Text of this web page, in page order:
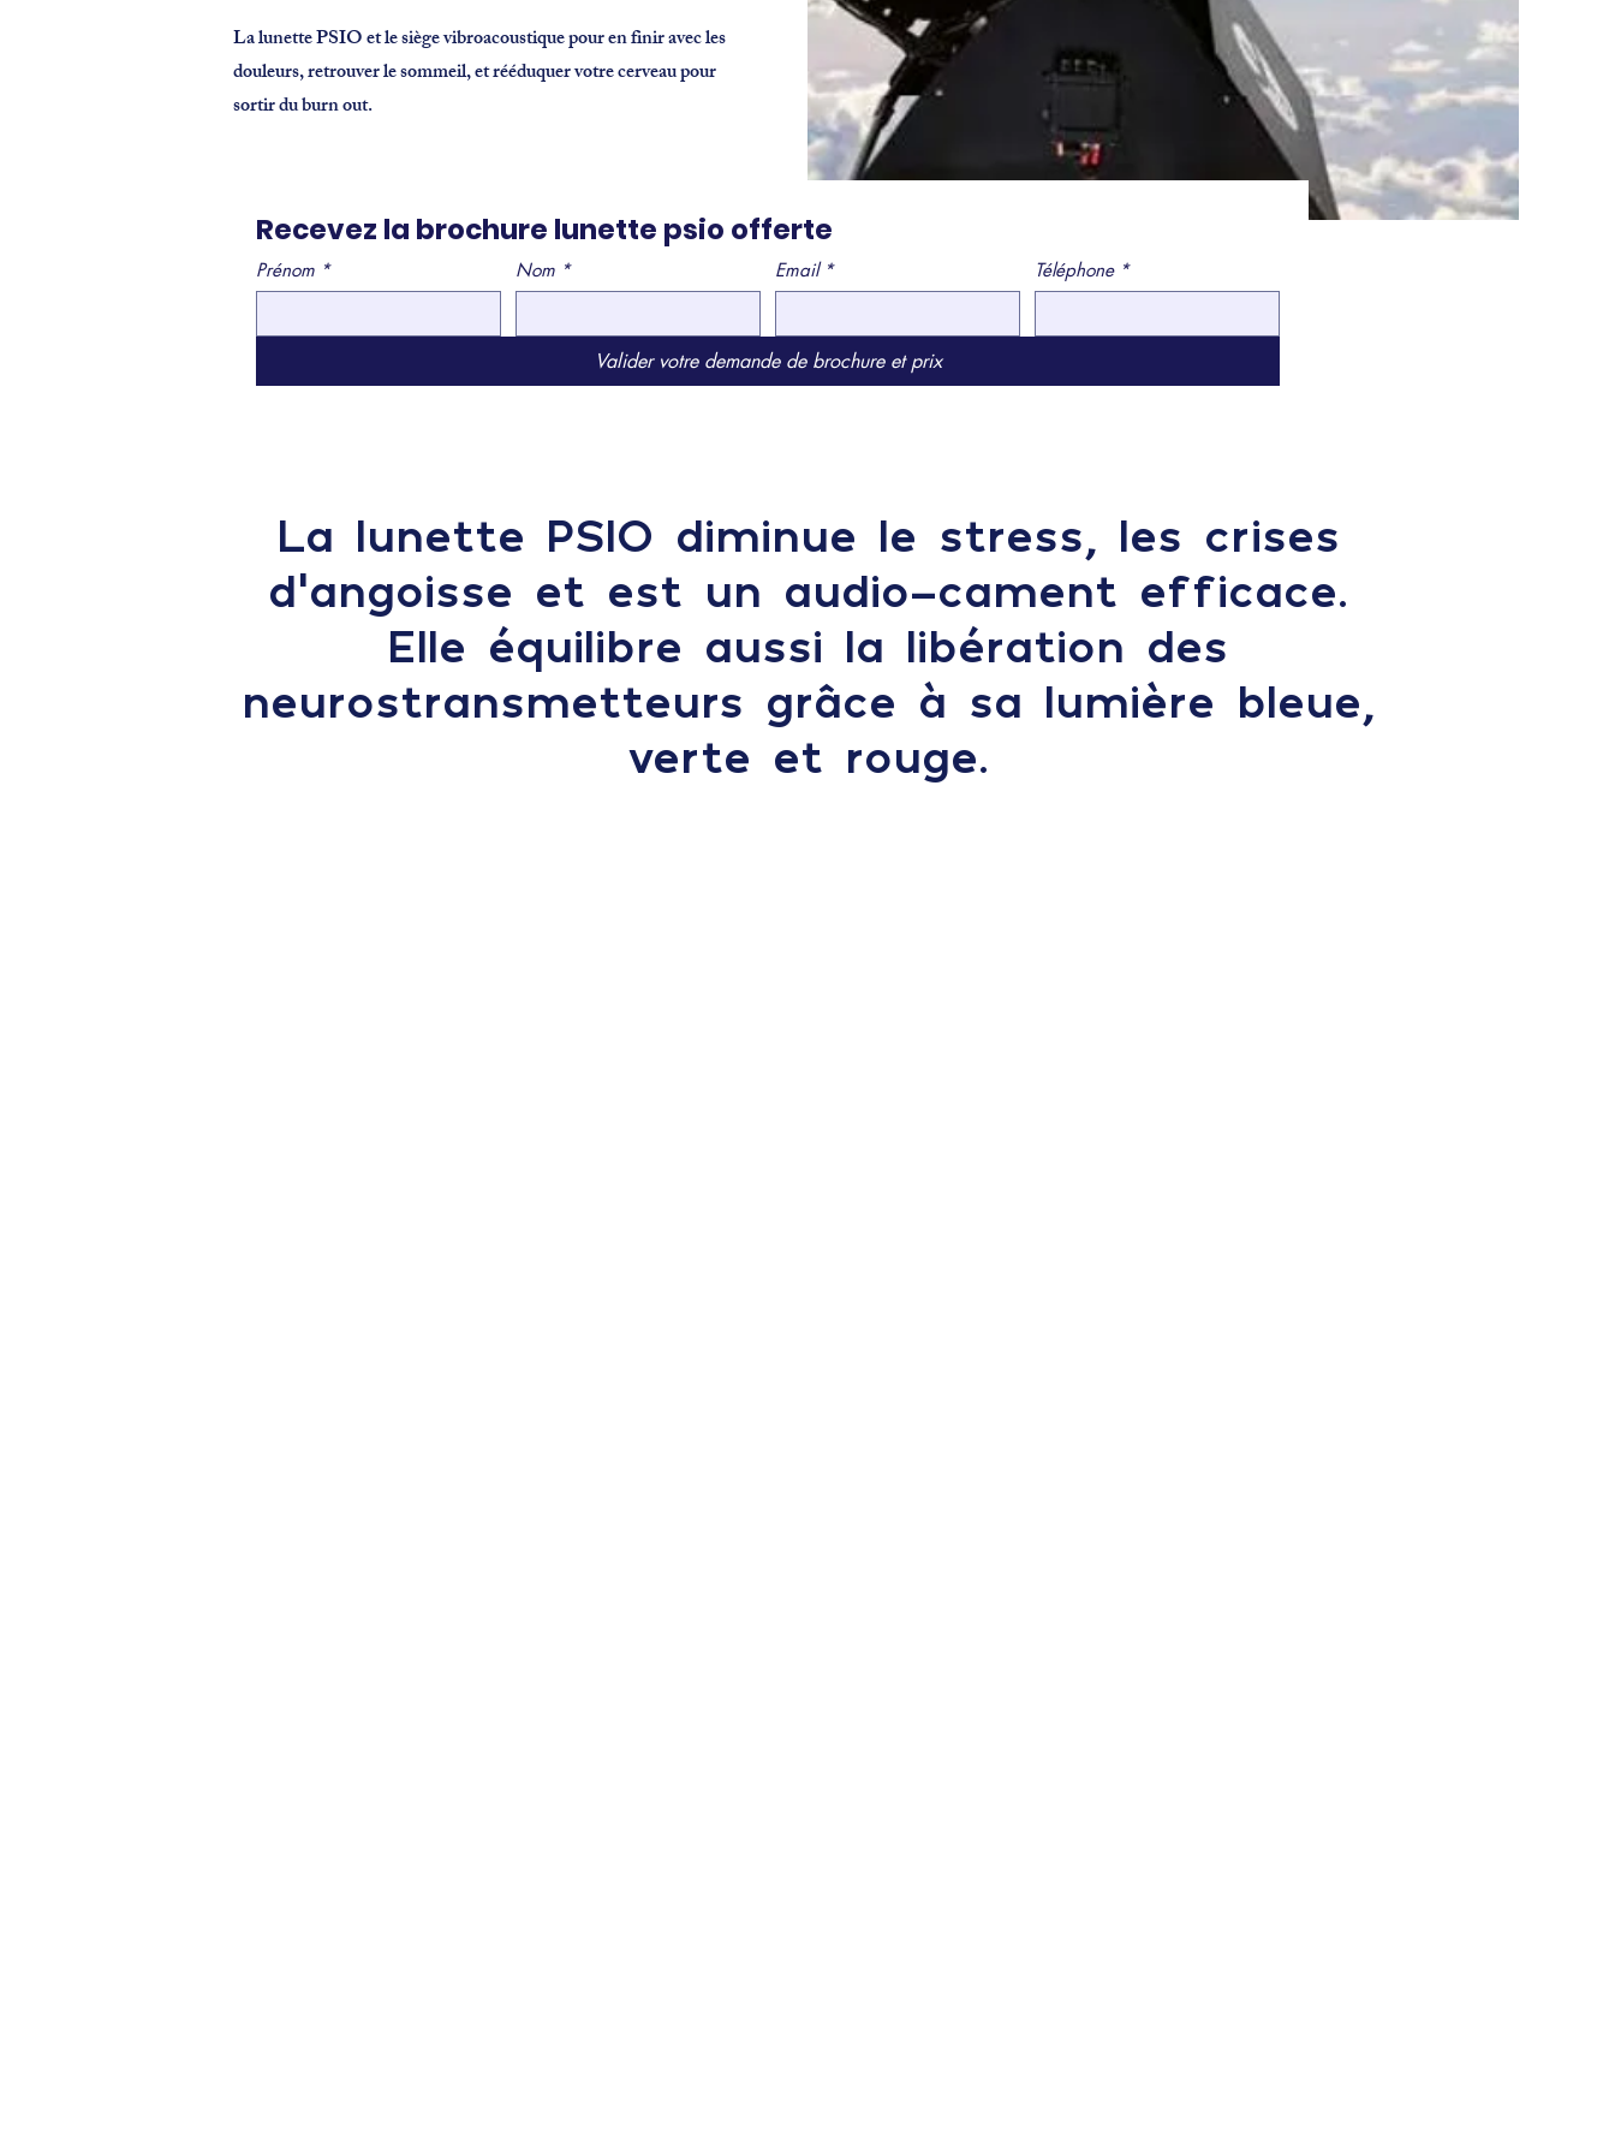
La lunette PSIO et le siège vibroacoustique pour en finir avec les
douleurs, retrouver le sommeil, et rééduquer votre cerveau pour
sortir du burn out.
Recevez la brochure lunette psio offerte
Prénom * Nom * Email * Téléphone *
Valider votre demande de brochure et prix
La lunette PSIO diminue le stress, les crises
d'angoisse et est un audio-cament efficace.
Elle équilibre aussi la libération des
neurostransmetteurs grâce à sa lumière bleue,
verte et rouge.